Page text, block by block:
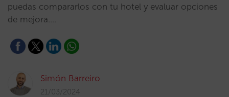
puedas compararlos con tu hotel y evaluar opciones
de mejora.…
Simón Barreiro
21/03/2024